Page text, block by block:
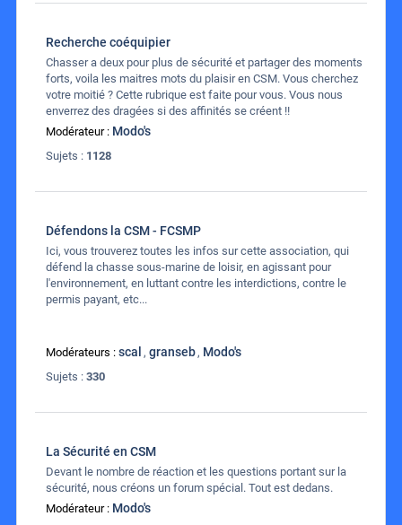
Recherche coéquipier
Chasser a deux pour plus de sécurité et partager des moments
forts, voila les maitres mots du plaisir en CSM. Vous cherchez
votre moitié ? Cette rubrique est faite pour vous. Vous nous
enverrez des dragées si des affinités se créent !!
Modérateur : Modo's
Sujets : 1128
Défendons la CSM - FCSMP
Ici, vous trouverez toutes les infos sur cette association, qui
défend la chasse sous-marine de loisir, en agissant pour
l'environnement, en luttant contre les interdictions, contre le
permis payant, etc...
Modérateurs : scal , granseb, Modo's
Sujets : 330
La Sécurité en CSM
Devant le nombre de réaction et les questions portant sur la
sécurité, nous créons un forum spécial. Tout est dedans.
Modérateur : Modo's